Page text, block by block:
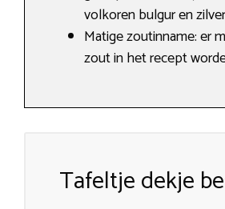
volkoren bulgur en
Matige zoutinname: er
zout in het recept
Tafeltje dekje